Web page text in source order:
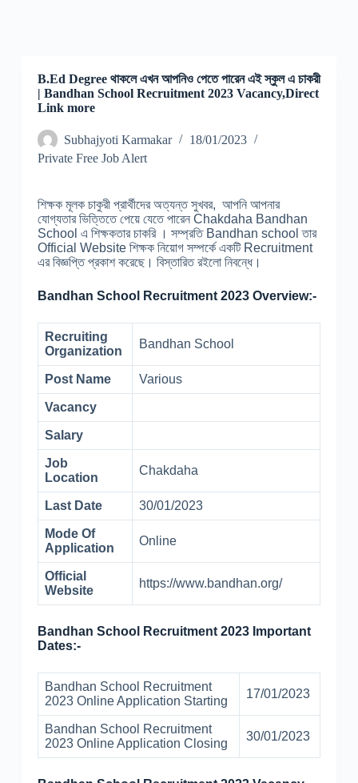
B.Ed Degree থাকলে এখন আপনিও পেতে পারেন এই স্কুল এ চাকরী
| Bandhan School Recruitment 2023 Vacancy,Direct
Link more
Subhajyoti Karmakar
18/01/2023
Private Free Job Alert
শিক্ষক মূলক চাকুরী প্রার্থীদের অত্যন্ত সুখবর, আপনি আপনার
যোগ্যতার ভিত্তিতে পেয়ে যেতে পারেন Chakdaha Bandhan
School এ শিক্ষকতার চাকরি । সম্প্রতি Bandhan school তার
Official Website শিক্ষক নিয়োগ সম্পর্কে একটি Recruitment
এর বিজ্ঞপ্তি প্রকাশ করেছে। বিস্তারিত রইলো নিবন্ধে।
Bandhan School Recruitment 2023 Overview:-
Recruiting
Organization
Bandhan School
Post Name Various
Vacancy
Salary
Job
Location
Chakdaha
Last Date 30/01/2023
Mode Of
Application
Online
Official
Website
https://www.bandhan.org/
Bandhan School Recruitment 2023 Important
Dates:-
Bandhan School Recruitment
2023 Online Application Starting
17/01/2023
Bandhan School Recruitment
2023 Online Application Closing
30/01/2023